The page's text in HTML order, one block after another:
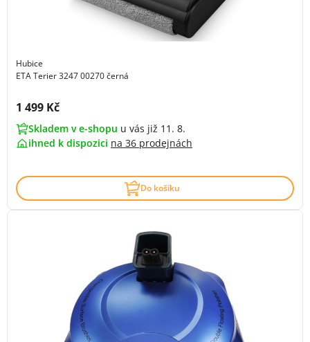
Hubice
ETA Terier 3247 00270 černá
Cena s DPH:
1 499 Kč
Skladem v e-shopu u vás již 11. 8.
ihned k dispozici na 36 prodejnách
Do košíku